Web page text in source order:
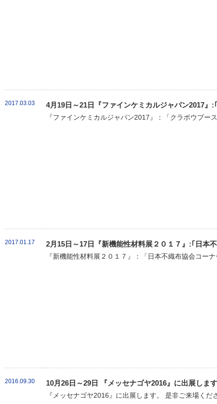
2017.03.03 4月19日～21日『ファインケミカルジャパン2017』
『ファインケミカルジャパン2017』：「クラボウブ
2017.01.17 2月15日～17日『新機能性材料展２０１７』:｢日本
『新機能性材料展２０１７』：「日本不織布協会コー
2016.09.30 10月26日～29日 『メッセナゴヤ2016』に出展します
『メッセナゴヤ2016』に出展します。 是非ご来場